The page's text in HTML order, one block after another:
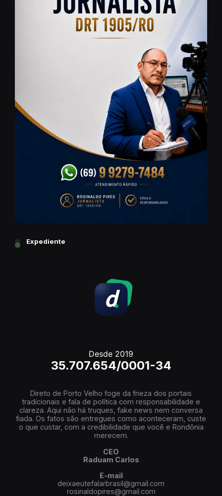
Expediente
Desde 2019
35.707.654/0001-34
Direto de Porto Velho foge da frieza dos portais
tradicionais e fala de política com responsabilidade e
clareza. Aqui não há truques, fake news nem conversa
fiada. Os fatos são entregues como aconteceram, custe
o que custar, com a credibilidade que você e Rondônia
merecem.
CEO
Raduam Carlos
E-mail
deixaeutefalarbrasil@gmail.com
rosinaldopires@gmail.com